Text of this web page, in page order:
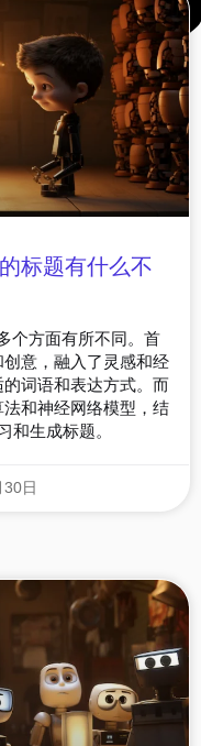
标题有什么不
个方面有所不同。首
意，融入了灵感和经
词语和表达方式。而
和神经网络模型，结
和生成标题。
日